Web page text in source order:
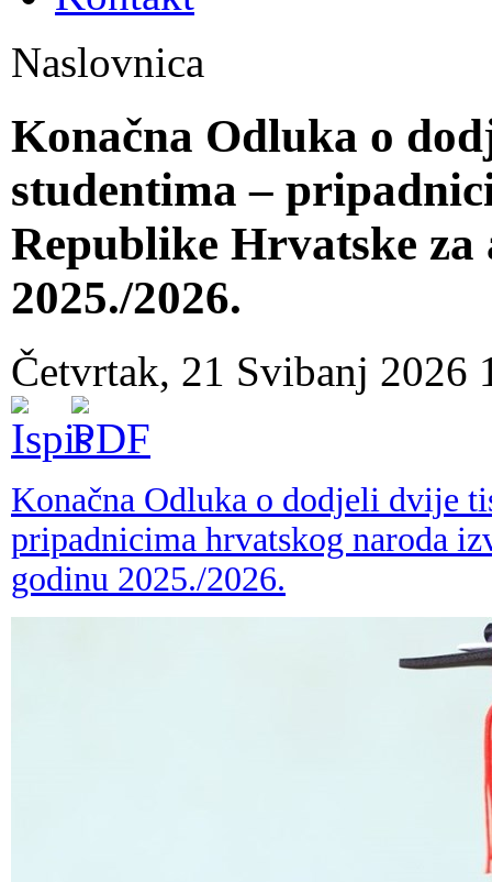
Naslovnica
Konačna Odluka o
studentima –
Republike Hrvatske za
2025./2026.
Četvrtak, 21 Svibanj 2026
Konačna Odluka o dodjeli dvije
pripadnicima hrvatskog naroda
godinu 2025./2026.